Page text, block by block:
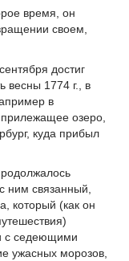
время, он
своем,
достиг
весны 1774 г., в
в
озеро,
куда прибыл
ним связанный,
который (как он
с седеющими
ужасных морозов,